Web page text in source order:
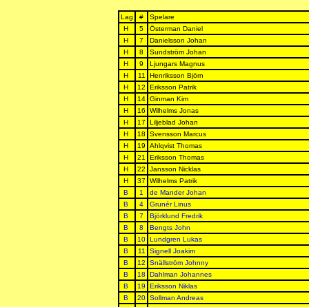
Lag #
Spelare
H
5
Österman Daniel
H
7
Danielsson Johan
H
8
Sundström Johan
H
9
Ljungars Magnus
H
11
Henriksson Björn
H
12
Eriksson Patrik
H
14 Ginman Kim
H
16
Wilhelms Jonas
H
17
Liljeblad Johan
H
18
Svensson Marcus
H
19
Ahlqvist Thomas
H
21
Eriksson Thomas
H
22
Jansson Nicklas
H
37
Wilhelms Patrik
B
1
de Mander Johan
B
4
Grunér Linus
B
7
Björklund Fredrik
B
8
Bengts John
B
10
Lundgren Lukas
B
11
Signell Joakim
B
12
Snällström Johnny
B
18
Dahlman Johannes
B
19
Eriksson Niklas
B
20 Sollman Andreas